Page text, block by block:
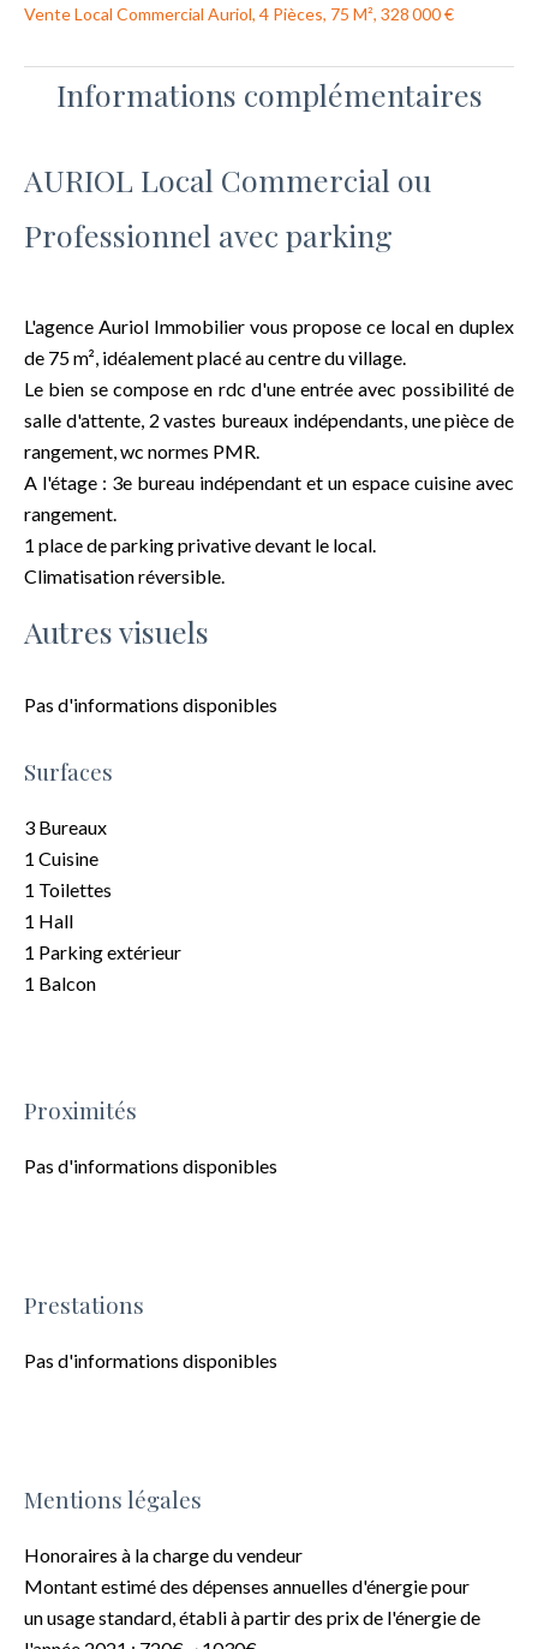
Vente Local Commercial Auriol, 4 Pièces, 75 M², 328 000 €
Informations complémentaires
AURIOL Local Commercial ou
Professionnel avec parking
L'agence Auriol Immobilier vous propose ce local en duplex
de 75 m², idéalement placé au centre du village.
Le bien se compose en rdc d'une entrée avec possibilité de
salle d'attente, 2 vastes bureaux indépendants, une pièce de
rangement, wc normes PMR.
A l'étage : 3e bureau indépendant et un espace cuisine avec
rangement.
1 place de parking privative devant le local.
Climatisation réversible.
Autres visuels
Pas d'informations disponibles
Surfaces
3 Bureaux
1 Cuisine
1 Toilettes
1 Hall
1 Parking extérieur
1 Balcon
Proximités
Pas d'informations disponibles
Prestations
Pas d'informations disponibles
Mentions légales
Honoraires à la charge du vendeur
Montant estimé des dépenses annuelles d'énergie pour
un usage standard, établi à partir des prix de l'énergie de